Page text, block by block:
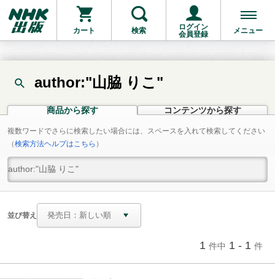
カート 検索
ログイン
会員登録
メニュー
author:"山脇 りこ"
商品から探す コンテンツから探す
複数ワードでさらに検索したい場合には、スペースを入れて検索してください
（検索方法ヘルプはこちら ）
並び替え
1 件中 1 - 1 件